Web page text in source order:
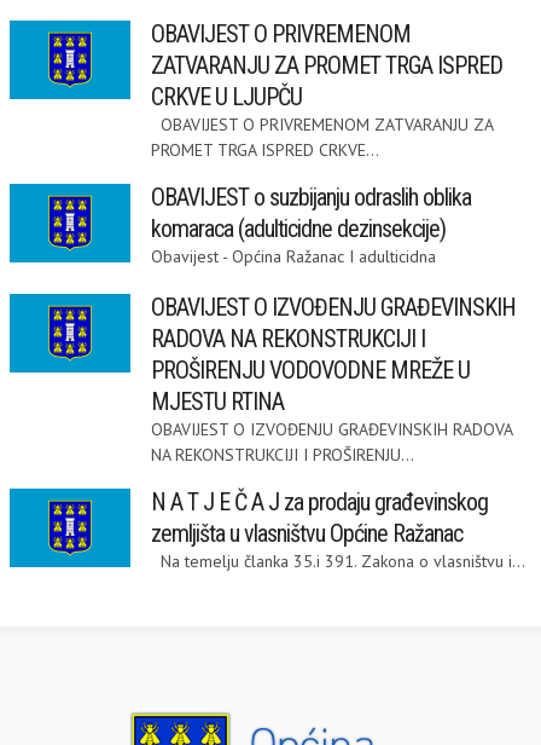
OBAVIJEST O PRIVREMENOM
ZATVARANJU ZA PROMET TRGA ISPRED
CRKVE U LJUPČU
OBAVIJEST O PRIVREMENOM ZATVARANJU ZA
PROMET TRGA ISPRED CRKVE...
OBAVIJEST o suzbijanju odraslih oblika
komaraca (adulticidne dezinsekcije)
Obavijest - Općina Ražanac I adulticidna
OBAVIJEST O IZVOĐENJU GRAĐEVINSKIH
RADOVA NA REKONSTRUKCIJI I
PROŠIRENJU VODOVODNE MREŽE U
MJESTU RTINA
OBAVIJEST O IZVOĐENJU GRAĐEVINSKIH RADOVA
NA REKONSTRUKCIJI I PROŠIRENJU...
N A T J E Č A J za prodaju građevinskog
zemljišta u vlasništvu Općine Ražanac
Na temelju članka 35.i 391. Zakona o vlasništvu i...